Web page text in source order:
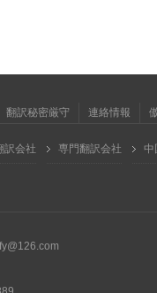
翻訳秘密厳守 連絡情報
訳会社 専門翻訳会社 中